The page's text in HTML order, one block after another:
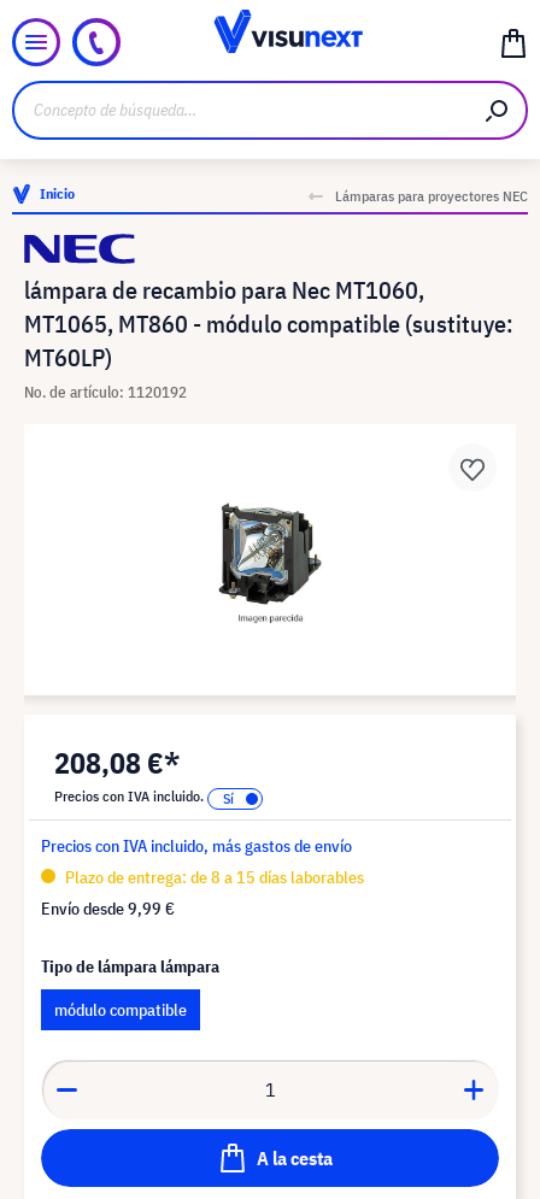
Inicio Lámparas para proyectores NEC
lámpara de recambio para Nec MT1060,
MT1065, MT860 - módulo compatible (sustituye:
MT60LP)
No. de artículo: 1120192
208,08 €*
Precios con IVA incluido.
Precios con IVA incluido, más gastos de envío
Plazo de entrega: de 8 a 15 días laborables
Envío desde9,99 €
Tipo de lámpara lámpara
módulo compatible
A la cesta